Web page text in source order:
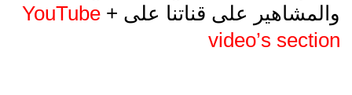
والمشاهير على قناتنا على
YouTube +
video’s section